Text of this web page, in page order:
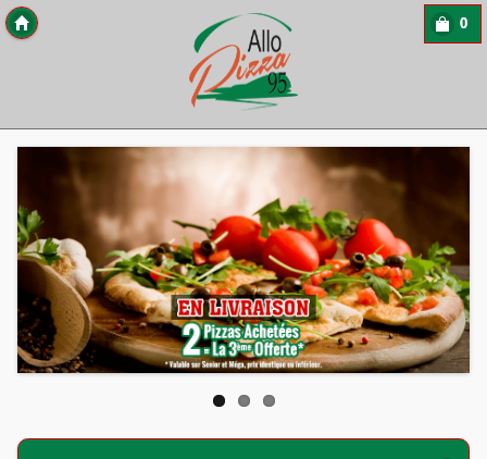
0
Copyright 2013 Des-Click Com